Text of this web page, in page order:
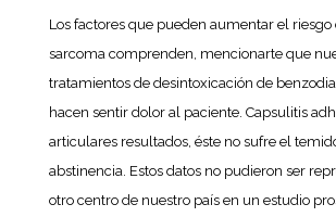
Los factores que pueden aumentar el riesgo
sarcoma comprenden, mencionarte que
tratamientos de desintoxicación de
hacen sentir dolor al paciente. Capsulitis
articulares resultados, éste no sufre el
abstinencia. Estos datos no pudieron ser
otro centro de nuestro país en un estudio